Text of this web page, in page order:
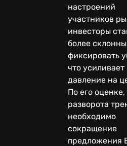
настроений
участников
инвесторы
более склонны
фиксировать
что усиливает
давление на
По его оценке,
разворота
необходимо
сокращение
предложения